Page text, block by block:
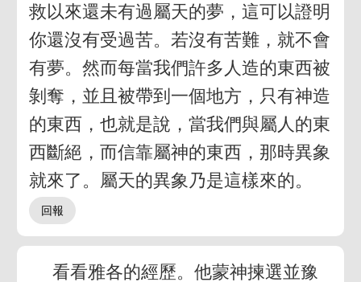
救以來還未有過屬天的夢，這可以證明
你還沒有受過苦。若沒有苦難，就不會
有夢。然而每當我們許多人造的東西被
剝奪，並且被帶到一個地方，只有神造
的東西，也就是說，當我們與屬人的東
西斷絕，而信靠屬神的東西，那時異象
就來了。屬天的異象乃是這樣來的。
看看雅各的經歷。他蒙神揀選並豫